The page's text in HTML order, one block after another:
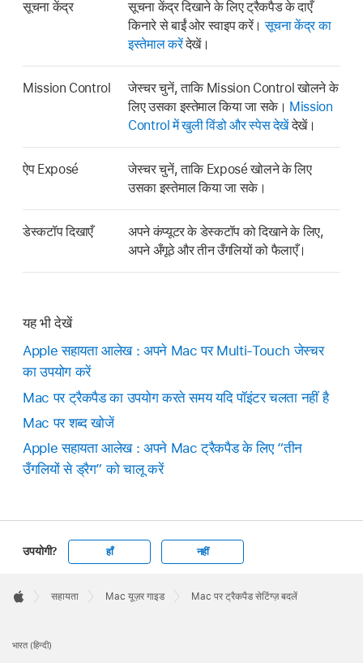
सूचना केंद्र
सूचना केंद्र दिखाने के लिए ट्रैकपैड के दाएँ
किनारे से बाईं ओर स्वाइप करें।सूचना केंद्र का
इस्तेमाल करेंदेखें।
Mission Control
जेस्चर चुनें, ताकि Mission Control खोलने के
लिए उसका इस्तेमाल किया जा सके। Mission
Control में खुली विंडो और स्पेस देखेंदेखें।
ऐप Exposé
जेस्चर चुनें, ताकि Exposé खोलने के लिए
उसका इस्तेमाल किया जा सके।
डेस्कटॉप दिखाएँ
अपने कंप्यूटर के डेस्कटॉप को दिखाने के लिए,
अपने अँगूठे और तीन उँगलियों को फैलाएँ।
यह भी देखें
Apple सहायता आलेख : अपने Mac पर Multi-Touch जेस्चर
का उपयोग करें
Mac पर ट्रैकपैड का उपयोग करते समय यदि पॉइंटर चलता नहीं है
Mac पर शब्द खोजें
Apple सहायता आलेख : अपने Mac ट्रैकपैड के लिए “तीन
उँगलियों से ड्रैग” को चालू करें
उपयोगी? हाँ नहीं
Footer

सहायता Mac यूज़र गाइड Mac पर ट्रैकपैड सेटिंग्ज़ बदलें
भारत (हिन्दी)